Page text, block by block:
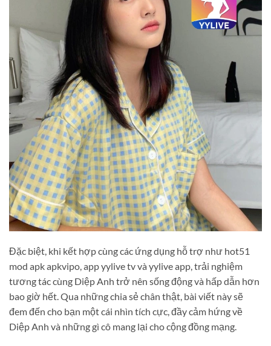
Đặc biệt, khi kết hợp cùng các ứng dụng hỗ trợ như hot51
mod apk apkvipo, app yylive tv và yylive app, trải nghiệm
tương tác cùng Diệp Anh trở nên sống động và hấp dẫn hơn
bao giờ hết. Qua những chia sẻ chân thật, bài viết này sẽ
đem đến cho bạn một cái nhìn tích cực, đầy cảm hứng về
Diệp Anh và những gì cô mang lại cho cộng đồng mạng.